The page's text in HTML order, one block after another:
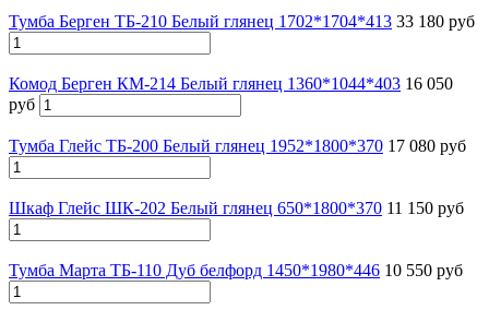
Тумба Берген ТБ-210 Белый глянец 1702*1704*413 33 180 руб
Комод Берген КМ-214 Белый глянец 1360*1044*403 16 050
руб
Тумба Глейс ТБ-200 Белый глянец 1952*1800*370 17 080 руб
Шкаф Глейс ШК-202 Белый глянец 650*1800*370 11 150 руб
Тумба Марта ТБ-110 Дуб белфорд 1450*1980*446 10 550 руб